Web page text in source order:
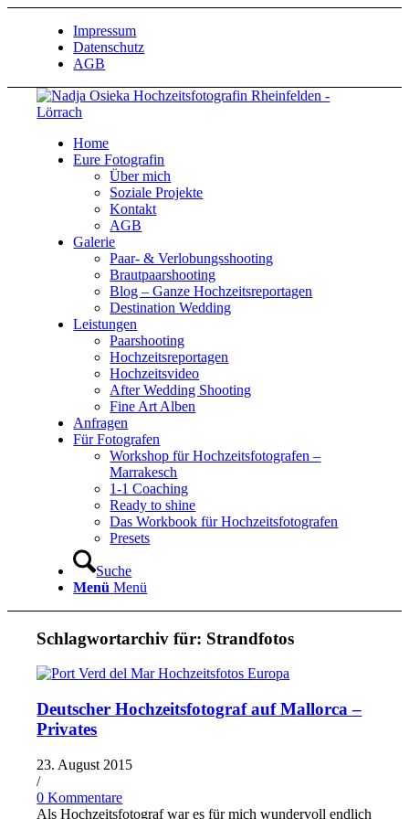
Impressum
Datenschutz
AGB
Home
Eure Fotografin
Über mich
Soziale Projekte
Kontakt
AGB
Galerie
Paar- & Verlobungsshooting
Brautpaarshooting
Blog – Ganze Hochzeitsreportagen
Destination Wedding
Leistungen
Paarshooting
Hochzeitsreportagen
Hochzeitsvideo
After Wedding Shooting
Fine Art Alben
Anfragen
Für Fotografen
Workshop für Hochzeitsfotografen –
Marrakesch
1-1 Coaching
Ready to shine
Das Workbook für Hochzeitsfotografen
Presets
Suche
Menü Menü
Schlagwortarchiv für: Strandfotos
Deutscher Hochzeitsfotograf auf Mallorca –
Privates
23. August 2015
/
0 Kommentare
Als Hochzeitsfotograf war es für mich wundervoll endlich